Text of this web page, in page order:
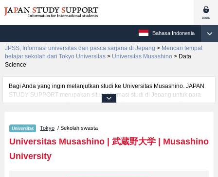
Bahasa Indonesia
JPSS, Informasi universitas dan pasca sarjana di Jepang > Mencari tempat
belajar sekolah dari Tokyo Universitas > Universitas Musashino > Data
Science
Bagi Anda yang ingin melanjutkan studi ke Universitas Musashino. JAPAN
STUDY SUPPORT merupakan situs informasi studi di Jepang untuk para
pelajar/mahasiswa(i) mancanegara yang dikelola bersama oleh The Asian
Well-beingatauFakultas Fakultas GlobalatauFakultas
EngineeringatauFakultas Data ScienceatauFakultas LiteratureatauFakultas
EconomicsatauFakultas Business AdministrationatauFakultas
LawatauFakultas Human Sciences, Universitas Musashino. Bagi yang
Tokyo / Sekolah swasta
Universitas Musashino| 武蔵野大学| Musashino
University